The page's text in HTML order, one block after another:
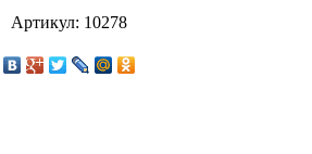
Артикул: 10278